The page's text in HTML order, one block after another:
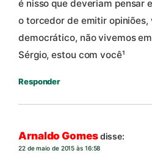
é nisso que deveriam pensar
o torcedor de emitir opiniões,
democrático, não vivemos
Sérgio, estou com você¹
Responder
Arnaldo Gomesdisse:
22 de maio de 2015 às 16:58